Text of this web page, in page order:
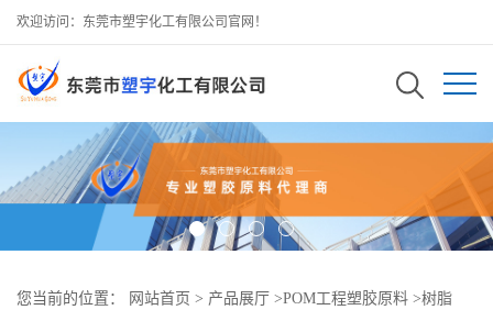
欢迎访问：东莞市塑宇化工有限公司官网！
您当前的位置： 网站首页 > 产品展厅 >POM工程塑胶原料 >树脂